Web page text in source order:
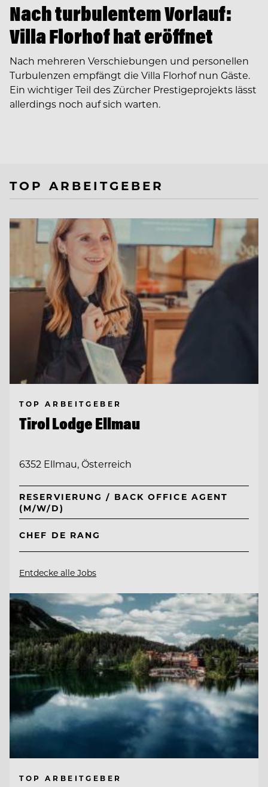
Nach turbulentem Vorlauf:
Villa Florhof hat eröffnet
Nach mehreren Verschiebungen und personellen
Turbulenzen empfängt die Villa Florhof nun Gäste.
Ein wichtiger Teil des Zürcher Prestigeprojekts lässt
allerdings noch auf sich warten.
TOP ARBEITGEBER
TOP ARBEITGEBER
Tirol Lodge Ellmau
6352 Ellmau, Österreich
RESERVIERUNG / BACK OFFICE AGENT
(M/W/D)
CHEF DE RANG
Entdecke alle Jobs
TOP ARBEITGEBER